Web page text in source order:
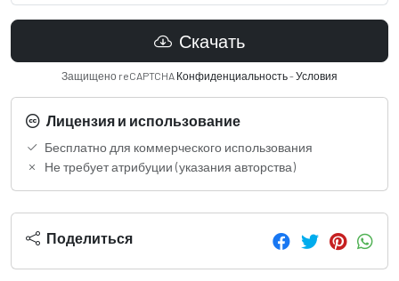
Скачать
Защищено reCAPTCHA Конфиденциальность-Условия
Лицензия и использование
Бесплатно для коммерческого использования
Не требует атрибуции (указания авторства)
Поделиться